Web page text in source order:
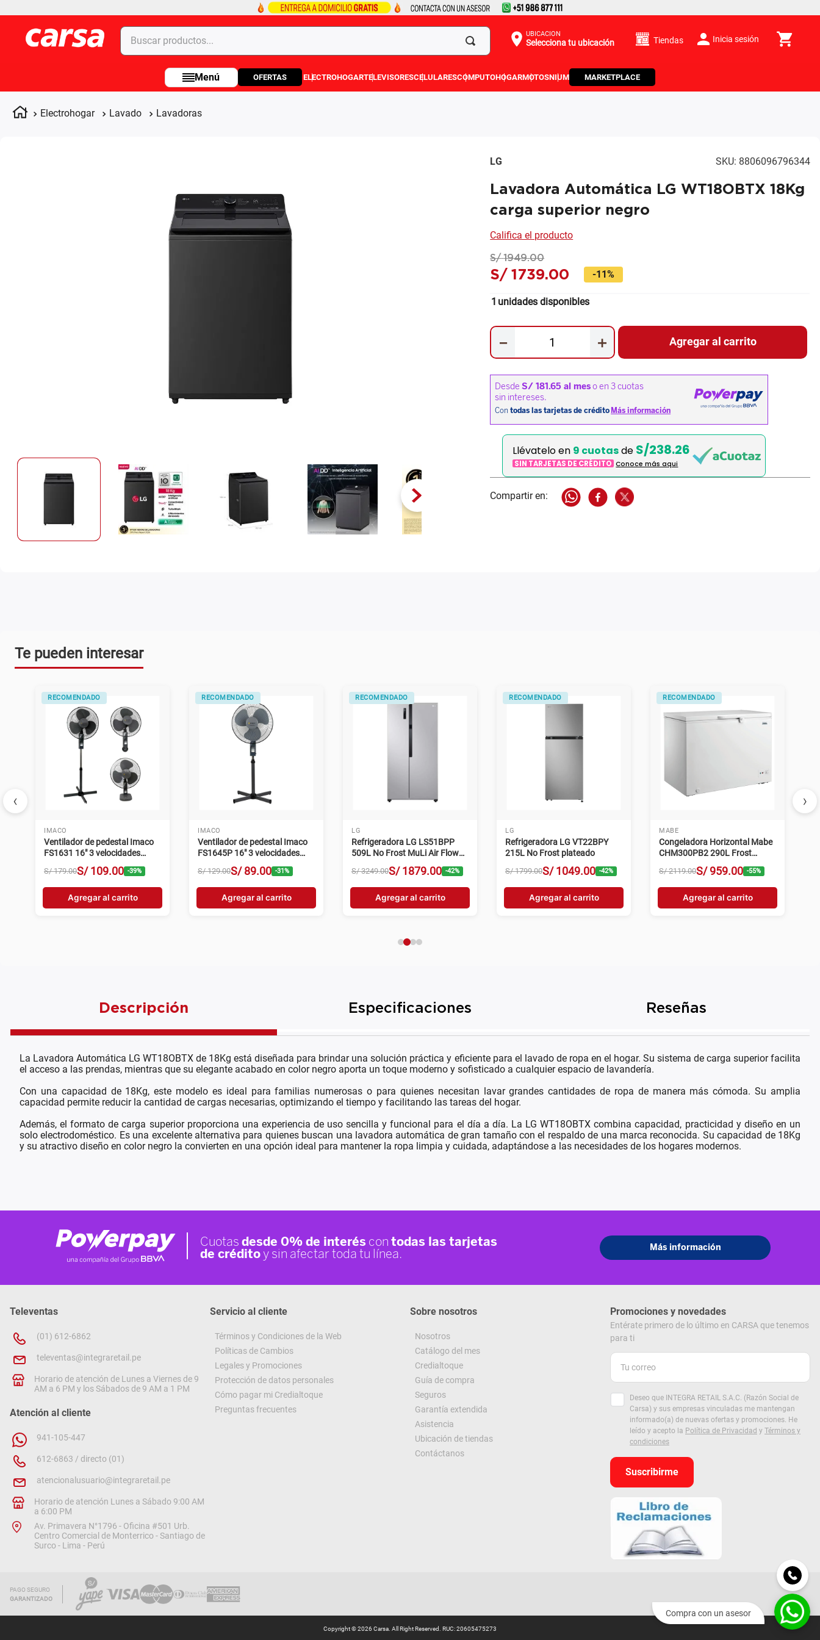
Buscar productos... UBICACIÓN
Selecciona tu ubicación Tiendas Inicia sesión
OFERTAS ELECTROHOGARTELEVISORESCELULARESCOMPUTOHOGARMOTOSNIUM MARKETPLACE
Electrohogar Lavado Lavadoras
LG SKU: 8806096796344
Lavadora Automática LG WT18OBTX 18Kg
carga superior negro
Califica el producto
S/ 1949.00
S/ 1739.00 -11%
1 unidades disponibles
＋
－ Agregar al carrito
Llévatelo en 9 cuotasde S/238.26
SIN TARJETAS DE CRÉDITO Conoce más aqui
Te pueden interesar
‹
RECOMENDADO
MABE
Congeladora horizontal Mabe
CHM200PB3 198L Frost
S/ 1619.00S/ 739.00 -54%
Agregar al carrito
RECOMENDADO
INDURAMA
Congeladora Indurama CI-300
292L Frost blanco
S/ 2199.00S/ 1099 .00
Agregar al carrito
RECOMENDADO
INDURAMA
Refrigeradora Indurama Side
by Side RI-795 529L No Frost
S/ 3299.00S/ 1699.00 -48%
Agregar al carrito
RECOMENDADO
MIDEA
Refrigeradora Midea
MDRT346MTR28PEWD 236L
No Frost negro
S/ 1699.00S/ 899.00 -47%
Agregar al carrito
RECOMENDADO
INDURAMA
Refrigeradora Indurama Side
by Side RI-795DNI 529L No
Frost negra
S/ 3399.00S/ 1799.00 -47
Agregar al carrito
›
Descripción Especificaciones Reseñas
La Lavadora Automática LG WT18OBTX de 18Kg está diseñada para brindar una solución práctica y eficiente para el lavado de ropa en el hogar. Su sistema de carga superior facilita
el acceso a las prendas, mientras que su elegante acabado en color negro aporta un toque moderno y sofisticado a cualquier espacio de lavandería.
Con una capacidad de 18Kg, este modelo es ideal para familias numerosas o para quienes necesitan lavar grandes cantidades de ropa de manera más cómoda. Su amplia
capacidad permite reducir la cantidad de cargas necesarias, optimizando el tiempo y facilitando las tareas del hogar.
Además, el formato de carga superior proporciona una experiencia de uso sencilla y funcional para el día a día. La LG WT18OBTX combina capacidad, practicidad y diseño en un
solo electrodoméstico. Es una excelente alternativa para quienes buscan una lavadora automática de gran tamaño con el respaldo de una marca reconocida. Su capacidad de 18Kg
y su atractivo diseño en color negro la convierten en una opción ideal para mantener la ropa limpia y cuidada, adaptándose a las necesidades de los hogares modernos.
Televentas
(01) 612-6862
televentas@integraretail.pe
Horario de atención de Lunes a Viernes de 9
AM a 6 PM y los Sábados de 9 AM a 1 PM
Atención al cliente
941-105-447
612-6863 / directo (01)
atencionalusuario@integraretail.pe
Horario de atención Lunes a Sábado 9:00 AM
a 6:00 PM
Av. Primavera N°1796 - Oficina #501 Urb.
Centro Comercial de Monterrico - Santiago de
Surco - Lima - Perú
Servicio al cliente
Términos y Condiciones de la Web
Políticas de Cambios
Legales y Promociones
Protección de datos personales
Cómo pagar mi Credialtoque
Preguntas frecuentes
Sobre nosotros
Nosotros
Catálogo del mes
Credialtoque
Guía de compra
Seguros
Garantía extendida
Asistencia
Ubicación de tiendas
Contáctanos
Promociones y novedades
Entérate primero de lo último en CARSA que tenemos
para ti
Deseo que INTEGRA RETAIL S.A.C. (Razón Social de
Carsa) y sus empresas vinculadas me mantengan
informado(a) de nuevas ofertas y promociones. He
leído y acepto la Política de Privacidad y Términos y
condiciones
Suscribirme
PAGO SEGURO
GARANTIZADO
Copyright © 2026 Carsa. All Right Reserved. RUC: 20605475273
Compra con un asesor
Términos más buscados